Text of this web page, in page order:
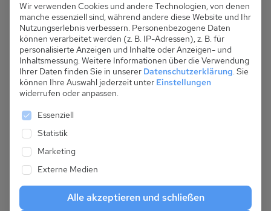
Wir verwenden Cookies und andere Technologien, von denen
manche essenziell sind, während andere diese Website und Ihr
Nutzungserlebnis verbessern. Personenbezogene Daten
können verarbeitet werden (z. B. IP-Adressen), z. B. für
personalisierte Anzeigen und Inhalte oder Anzeigen- und
Inhaltsmessung. Weitere Informationen über die Verwendung
Ihrer Daten finden Sie in unserer Datenschutzerklärung. Sie
können Ihre Auswahl jederzeit unter Einstellungen
widerrufen oder anpassen.
Es folgt eine Liste der Service-Gruppen, für die
Essenziell
Statistik
Marketing
Externe Medien
Alle akzeptieren und schließen